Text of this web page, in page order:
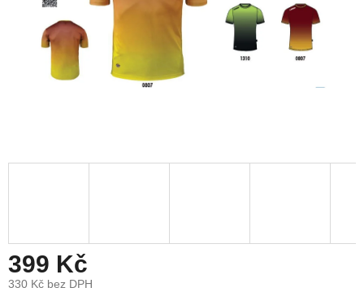
399 Kč
330 Kč bez DPH